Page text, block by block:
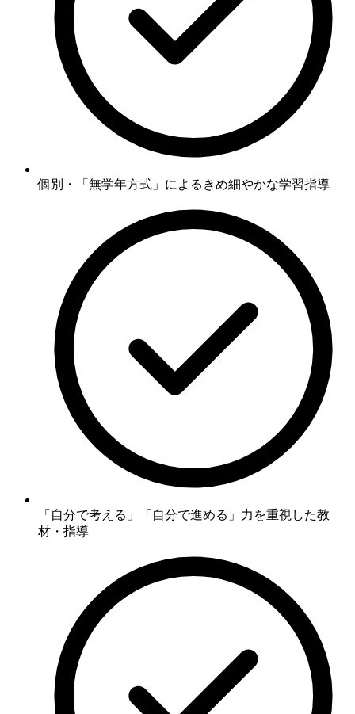
個別・「無学年方式」 によるきめ細やかな学習指導
「自分で考える」「自分で進める」力 を重視した教
材・指導